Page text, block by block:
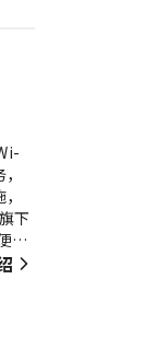
下
客